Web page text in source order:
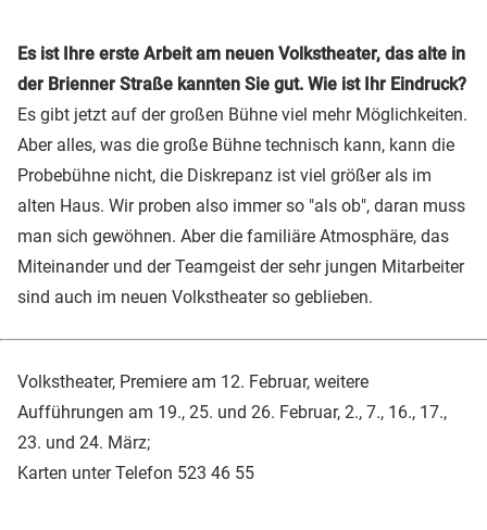
Es ist Ihre erste Arbeit am neuen Volkstheater, das alte in
der Brienner Straße kannten Sie gut. Wie ist Ihr Eindruck?
Es gibt jetzt auf der großen Bühne viel mehr Möglichkeiten.
Aber alles, was die große Bühne technisch kann, kann die
Probebühne nicht, die Diskrepanz ist viel größer als im
alten Haus. Wir proben also immer so "als ob", daran muss
man sich gewöhnen. Aber die familiäre Atmosphäre, das
Miteinander und der Teamgeist der sehr jungen Mitarbeiter
sind auch im neuen Volkstheater so geblieben.
Volkstheater, Premiere am 12. Februar, weitere
Aufführungen am 19., 25. und 26. Februar, 2., 7., 16., 17.,
23. und 24. März;
Karten unter Telefon 523 46 55